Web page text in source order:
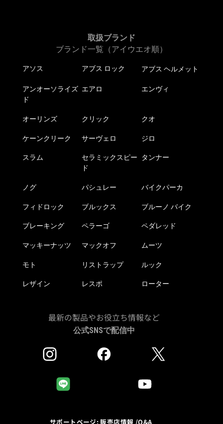
取扱ブランド
ブランド一覧（アイウエオ順）
アソス アブス ロック アブス ヘルメット
アンオーソライズ
ド
エアロ エンヴィ
オーリンズ クリック クオ
ケーンクリーク サーヴェロ ジロ
スラム
セラミックスピー
ド
タンナー
ノグ パシュレー バイクパーカ
フィドロック ブルックス ブルーノ バイク
ブレーキング ペラーゴ ペダレッド
マッキーナッツ マックオフ ムーツ
モト リストラップ ルック
レザイン レスポ ローター
最新の製品やお役立ち情報など
公式SNSで配信中
サポートページ: 販売店情報 /Q&A